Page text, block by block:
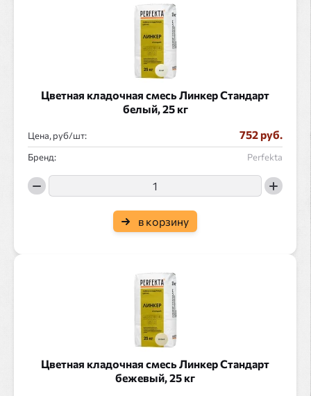
Цветная кладочная смесь Линкер Стандарт
белый, 25 кг
Цена, руб/ : 752 руб.
Бренд: Perfekta
в корзину
Цветная кладочная смесь Линкер Стандарт
бежевый, 25 кг